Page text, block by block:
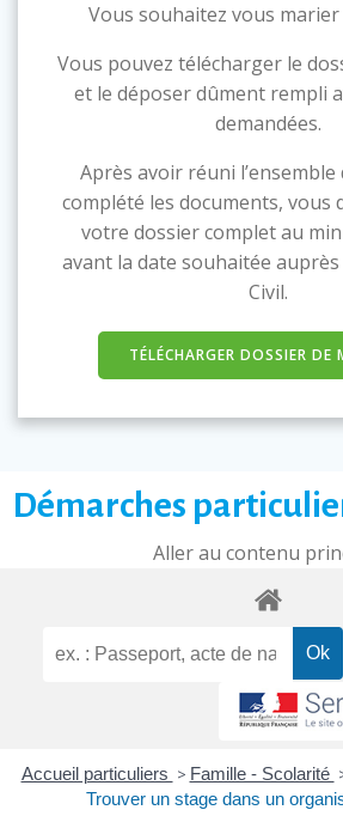
Vous souhaitez vous marier
Vous pouvez télécharger le
et le déposer dûment rempli
demandées.
Après avoir réuni l’ensemble
complété les documents, vous
votre dossier complet au
avant la date souhaitée
Civil.
TÉLÉCHARGER DOSSIER DE
Démarches
Aller au contenu
Accueil particuliers > Famille - Scolarité
Trouver un stage dans un